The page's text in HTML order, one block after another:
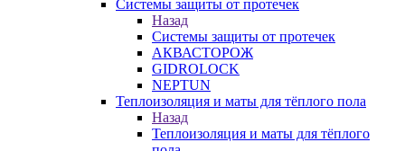
Системы защиты от протечек
Назад
Системы защиты от протечек
АКВАСТОРОЖ
GIDROLOCK
NEPTUN
Теплоизоляция и маты для тёплого пола
Назад
Теплоизоляция и маты для тёплого